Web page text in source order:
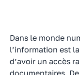
Dans le monde
l’information est
d’avoir un accès
documentaires.